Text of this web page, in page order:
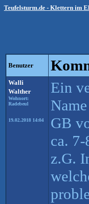
Teufelsturm.de - Klettern im
Benutzer
Walli
Walther
Wohnort:
Radebeul
19.02.2018 14:04
Ein
GB
ca.
z.G.